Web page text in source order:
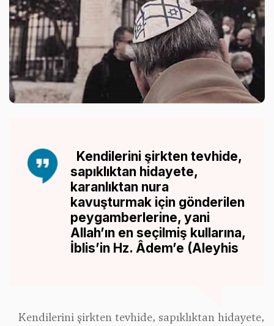
Kendilerini şirkten tevhide,
sapıklıktan hidayete,
karanlıktan nura
kavuşturmak için gönderilen
peygamberlerine, yani
Allah’ın en seçilmiş kullarına,
İblis’in Hz. Âdem’e (Aleyhis
Kendilerini şirkten tevhide, sapıklıktan hidayete,